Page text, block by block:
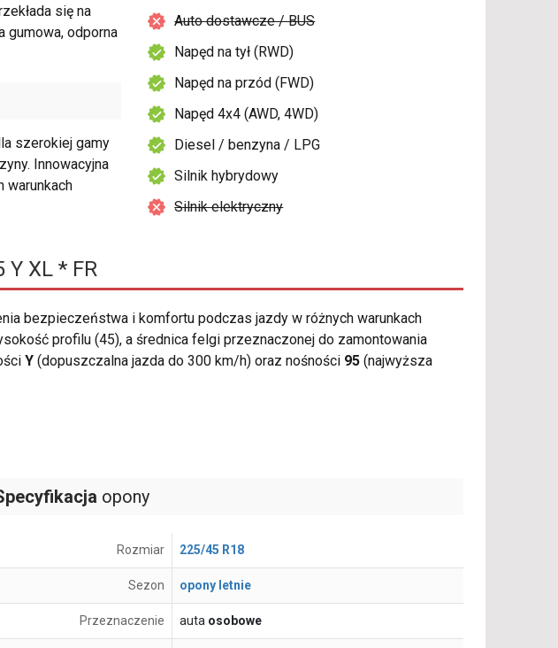
się na
gumowa, odporna
szerokiej gamy
Innowacyjna
warunkach
Auto dostawcze / BUS
Napęd na tył (RWD)
Napęd na przód (FWD)
Napęd 4x4 (AWD, 4WD)
Diesel / benzyna / LPG
Silnik hybrydowy
Silnik elektryczny
XL * FR
bezpieczeństwa i komfortu podczas jazdy w różnych warunkach
profilu (45), a średnica felgi przeznaczonej do zamontowania
Y (dopuszczalna jazda do 300 km/h) oraz nośności 95 (najwyższa
opony
Rozmiar 225/45 R18
Sezon opony letnie
Przeznaczenie auta osobowe